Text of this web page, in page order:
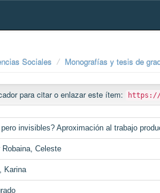
Sociales Monografías y tesis de
para citar o enlazar este ítem: https://
invisibles? Aproximación al trabajo
Robaina, Celeste
Karina